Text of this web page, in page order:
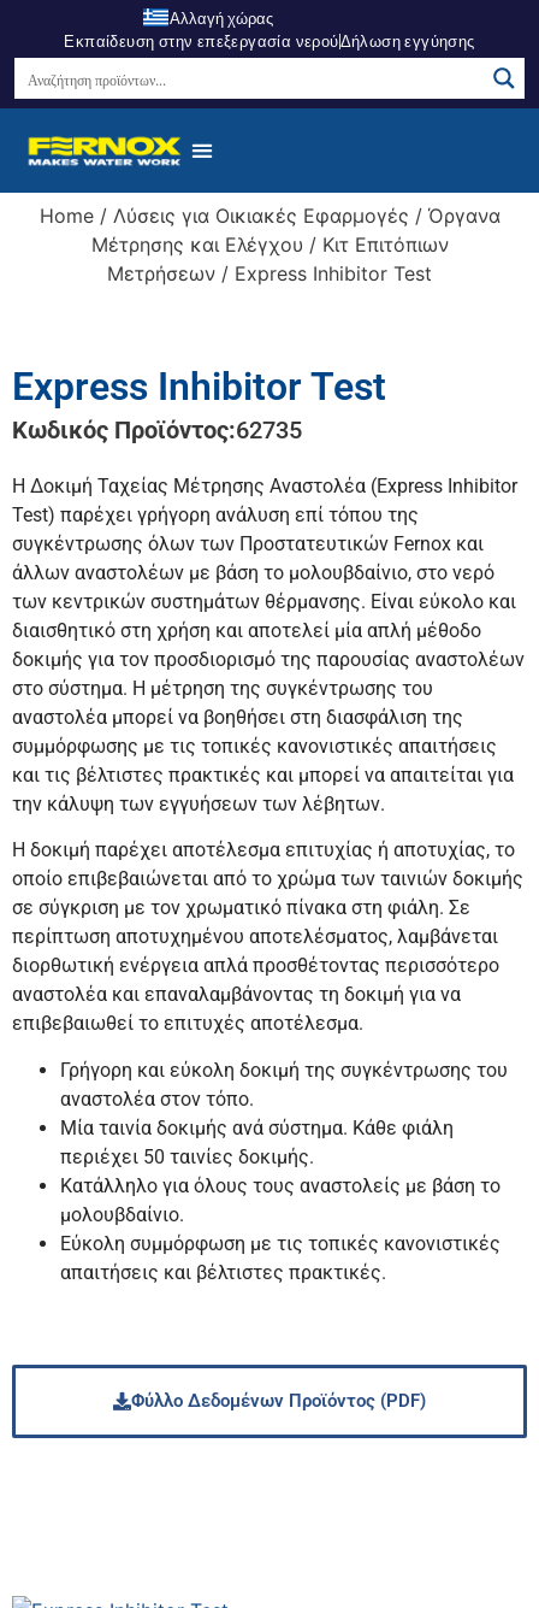
Αλλαγή χώρας
Εκπαίδευση στην επεξεργασία νερούΔήλωση εγγύησης
Home/ Λύσεις για Οικιακές Εφαρμογές / Όργανα
Μέτρησης και Ελέγχου / Κιτ Επιτόπιων
Μετρήσεων / Express Inhibitor Test
Express Inhibitor Test
Κωδικός Προϊόντος:62735
Η Δοκιμή Ταχείας Μέτρησης Αναστολέα (Express Inhibitor
Test) παρέχει γρήγορη ανάλυση επί τόπου της
συγκέντρωσης όλων των Προστατευτικών Fernox και
άλλων αναστολέων με βάση το μολουβδαίνιο, στο νερό
των κεντρικών συστημάτων θέρμανσης. Είναι εύκολο και
διαισθητικό στη χρήση και αποτελεί μία απλή μέθοδο
δοκιμής για τον προσδιορισμό της παρουσίας αναστολέων
στο σύστημα. Η μέτρηση της συγκέντρωσης του
αναστολέα μπορεί να βοηθήσει στη διασφάλιση της
συμμόρφωσης με τις τοπικές κανονιστικές απαιτήσεις
και τις βέλτιστες πρακτικές και μπορεί να απαιτείται για
την κάλυψη των εγγυήσεων των λέβητων.
Η δοκιμή παρέχει αποτέλεσμα επιτυχίας ή αποτυχίας, το
οποίο επιβεβαιώνεται από το χρώμα των ταινιών δοκιμής
σε σύγκριση με τον χρωματικό πίνακα στη φιάλη. Σε
περίπτωση αποτυχημένου αποτελέσματος, λαμβάνεται
διορθωτική ενέργεια απλά προσθέτοντας περισσότερο
αναστολέα και επαναλαμβάνοντας τη δοκιμή για να
επιβεβαιωθεί το επιτυχές αποτέλεσμα.
Γρήγορη και εύκολη δοκιμή της συγκέντρωσης του
αναστολέα στον τόπο.
Μία ταινία δοκιμής ανά σύστημα. Κάθε φιάλη
περιέχει 50 ταινίες δοκιμής.
Κατάλληλο για όλους τους αναστολείς με βάση το
μολουβδαίνιο.
Εύκολη συμμόρφωση με τις τοπικές κανονιστικές
απαιτήσεις και βέλτιστες πρακτικές.
Φύλλο Δεδομένων Προϊόντος (PDF)